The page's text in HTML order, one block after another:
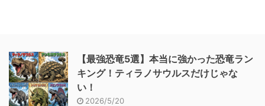
【最強恐竜5選】本当に強かった恐竜ラン
キング！ティラノサウルスだけじゃな
い！
2026/5/20